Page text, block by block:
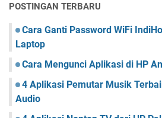
POSTINGAN TERBARU
Cara Ganti Password WiFi
Laptop
Cara Mengunci Aplikasi di HP
4 Aplikasi Pemutar Musik
Audio